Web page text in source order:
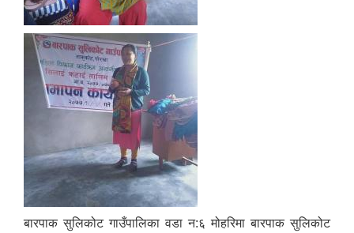
बारपाक सुलिकोट गाउँपालिका वडा न:६ मोहरिमा बारपाक सुलिकोट